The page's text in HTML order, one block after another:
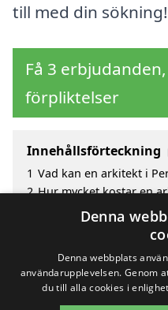
till med din sökning!
Få 3
förpliktelser
Innehållsförteckning
1 Vad kan en arkitekt i
2 Hur mycket kostar en
Fördelar med att välja
Sök efter en skicklig
Denna
Denna webbplats
användarupplevelsen. Genom
du till alla cookies i